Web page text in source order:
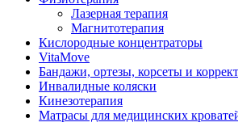
Лазерная терапия
Магнитотерапия
Кислородные концентраторы
VitaMove
Бандажи, ортезы, корсеты и
Инвалидные коляски
Кинезотерапия
Матрасы для медицинских